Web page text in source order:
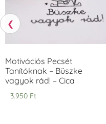
❮
Motivációs Pecsét
Tanítóknak – Büszke
vagyok rád! – Cica
3.950 Ft